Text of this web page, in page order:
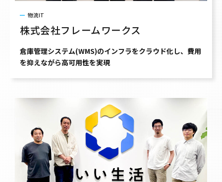
株式会社フレームワークス
物流IT
倉庫管理システム(WMS)のインフラをクラウド化し、費用
を抑えながら高可用性を実現